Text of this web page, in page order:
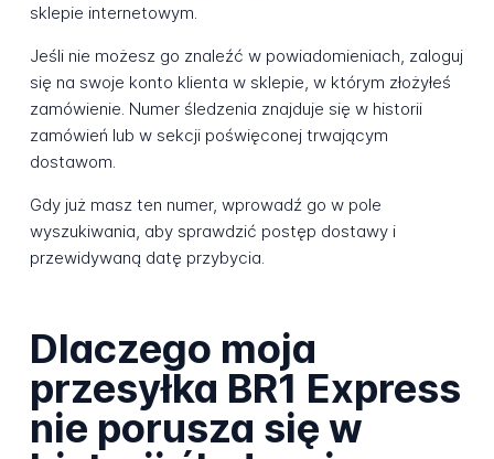
sklepie internetowym.
Jeśli nie możesz go znaleźć w powiadomieniach, zaloguj
się na swoje konto klienta w sklepie, w którym złożyłeś
zamówienie. Numer śledzenia znajduje się w historii
zamówień lub w sekcji poświęconej trwającym
dostawom.
Gdy już masz ten numer, wprowadź go w pole
wyszukiwania, aby sprawdzić postęp dostawy i
przewidywaną datę przybycia.
Dlaczego moja
przesyłka BR1 Express
nie porusza się w